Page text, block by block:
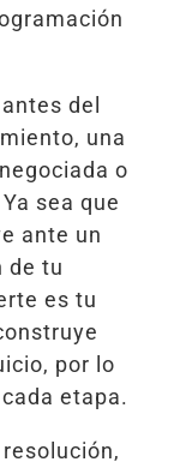
del
una
o
sea que
ante un
de tu
es tu
por lo
etapa.